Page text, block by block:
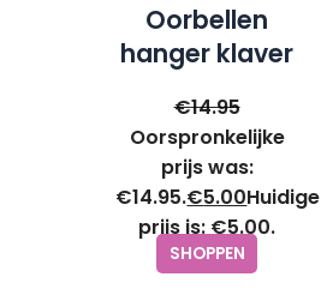
Oorbellen
hanger klaver
Go Dutch
Label
€14.95
Oorspronkelijke
prijs was:
€14.95.€5.00Huidige
prijs is: €5.00.
SHOPPEN